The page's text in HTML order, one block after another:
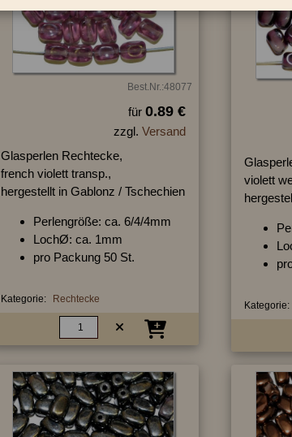
Best.Nr.:48077
für 0.89 €
zzgl. Versand
Glasperlen Rechtecke,
french violett transp.,
hergestellt in Gablonz / Tschechien
Perlengröße: ca. 6/4/4mm
LochØ: ca. 1mm
pro Packung 50 St.
Kategorie: Rechtecke
violett
Kategorie: